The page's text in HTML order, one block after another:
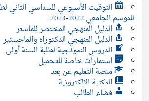
التوقيت الأسبوعي للسداسي الثاني
للموسم الجامعي 2022-2023
الدليل المنهجي المختصر للماستر
الدليل المنهجي الدكتوراه والماجستير
الدروس النموذجية لطلبة السنة أولى
استمارات خاصة للتحميل
منصة التعليم عن بعد
المكتبة الالكترونية
فضاء الطالب